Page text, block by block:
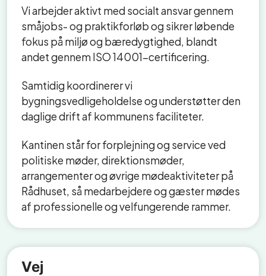
Vi arbejder aktivt med socialt ansvar gennem
småjobs- og praktikforløb og sikrer løbende
fokus på miljø og bæredygtighed, blandt
andet gennem ISO 14001-certificering.
Samtidig koordinerer vi
bygningsvedligeholdelse og understøtter den
daglige drift af kommunens faciliteter.
Kantinen står for forplejning og service ved
politiske møder, direktionsmøder,
arrangementer og øvrige mødeaktiviteter på
Rådhuset, så medarbejdere og gæster mødes
af professionelle og velfungerende rammer.
Vej